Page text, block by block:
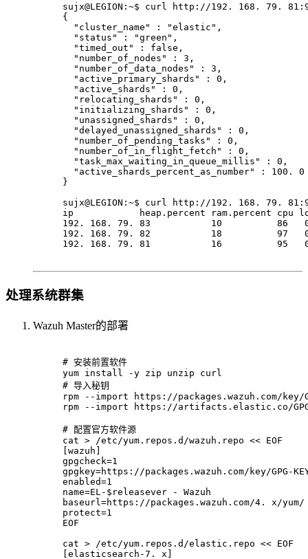
sujx@LEGION:~$ curl http://192. 168. 79.
{
  "cluster_name" : "elastic",
  "status" : "green",
  "timed_out" : false,
  "number_of_nodes" : 3,
  "number_of_data_nodes" : 3,
  "active_primary_shards" : 0,
  "active_shards" : 0,
  "relocating_shards" : 0,
  "initializing_shards" : 0,
  "unassigned_shards" : 0,
  "delayed_unassigned_shards" : 0,
  "number_of_pending_tasks" : 0,
  "number_of_in_flight_fetch" : 0,
  "task_max_waiting_in_queue_millis" : 0,
  "active_shards_percent_as_number" : 100. 0
}
sujx@LEGION:~$ curl http://192. 168. 79.
ip            heap.percent ram.percent cpu
192. 168. 79. 83           10          86
192. 168. 79. 82           18          97
192. 168. 79. 81           16          95
处理系统群集
Wazuh Master的部署
# 安装前置软件
yum install -y zip unzip curl
# 导入秘钥
rpm --import https://packages.wazuh.com/key/
rpm --import https://artifacts.elastic.co/
# 配置官方软件源
cat > /etc/yum.repos.d/wazuh.repo << EOF
[wazuh]
gpgcheck=1
gpgkey=https://packages.wazuh.com/key/GPG-KEY-
enabled=1
name=EL-$releasever - Wazuh
baseurl=https://packages.wazuh.com/4. x/yum/
protect=1
EOF
cat > /etc/yum.repos.d/elastic.repo << EOF
[elasticsearch-7. x]